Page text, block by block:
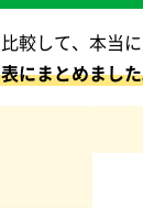
較して、本当
にまとめまし